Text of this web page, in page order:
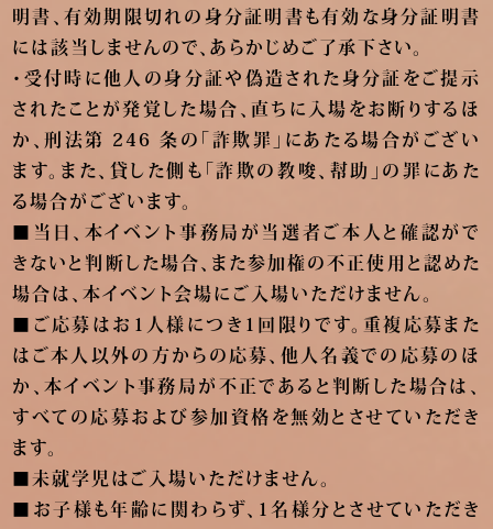
明書、有効期限切れの身分証明書も有効な身分証明書
には該当しませんので、あらかじめご了承下さい。
・受付時に他人の身分証や偽造された身分証をご提示
されたことが発覚した場合、直ちに入場をお断りするほ
か、刑法第 246 条の「詐欺罪」にあたる場合がござい
ます。また、貸した側も「詐欺の教唆、幇助」の罪にあた
る場合がございます。
■当日、本イベント事務局が当選者ご本人と確認がで
きないと判断した場合、また参加権の不正使用と認めた
場合は、本イベント会場にご入場いただけません。
■ご応募はお1人様につき1回限りです。重複応募また
はご本人以外の方からの応募、他人名義での応募のほ
か、本イベント事務局が不正であると判断した場合は、
すべての応募および参加資格を無効とさせていただき
ます。
■未就学児はご入場いただけません。
■お子様も年齢に関わらず、1名様分とさせていただき